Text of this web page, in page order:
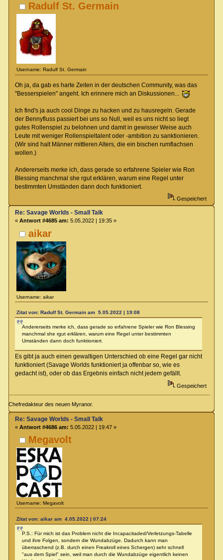
Radulf St. Germain
Username: Radulf St. Germain
Oh ja, da gab es harte Zeiten in der deutschen Community, was das
"Besserspielen" angeht. Ich erinnere mich an Diskussionen...
Ich find's ja auch cool Dinge zu hacken und zu hausregeln. Gerade
der Bennyfluss passiert bei uns so Null, weil es uns nicht so liegt
gutes Rollenspiel zu belohnen und damit in gewisser Weise auch
Leute mit weniger Rollenspieltalent oder -ambition zu sanktionieren.
(Wir sind halt Männer mittleren Alters, die ein bischen rumflachsen
wollen.)
Andererseits merke ich, dass gerade so erfahrene Spieler wie Ron
Blessing manchmal she rgut erklären, warum eine Regel unter
bestimmten Umständen dann doch funktioniert.
Gespeichert
aikar
Username: aikar
Re: Savage Worlds - Small Talk
« Antwort #4685 am: 5.05.2022 | 19:35 »
Zitat von: Radulf St. Germain am 5.05.2022 | 19:08
Andererseits merke ich, dass gerade so erfahrene Spieler wie Ron Blessing
manchmal she rgut erklären, warum eine Regel unter bestimmten
Umständen dann doch funktioniert.
Es gibt ja auch einen gewaltigen Unterschied ob eine Regel gar nicht
funktioniert (Savage Worlds funktioniert ja offenbar so, wie es
gedacht ist), oder ob das Ergebnis einfach nicht jedem gefällt.
Gespeichert
Chefredakteur des neuen Myranor.
Megavolt
Username: Megavolt
Re: Savage Worlds - Small Talk
« Antwort #4686 am: 5.05.2022 | 19:47 »
Zitat von: aikar am 4.05.2022 | 07:24
P.S.: Für mich ist das Problem nicht die Incapacitaded/Verletzungs-Tabelle
und ihre Folgen, sondern die Wundabzüge. Dadurch kann man
überraschend (z.B. durch einen Freakroll eines Schergen) sehr schnell
"aus dem Spiel" sein, weil man durch die Wundabzüge eigentlich keinen